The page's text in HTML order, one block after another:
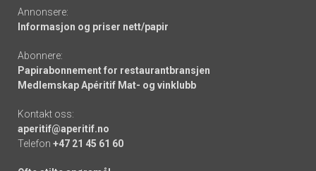
Annonsere:
Informasjon og priser nett/papir
Abonnere:
Papirabonnement for restaurantbransjen
Medlemskap Apéritif Mat- og vinklubb
Kontakt oss:
aperitif@aperitif.no
Telefon +47 21 45 61 60